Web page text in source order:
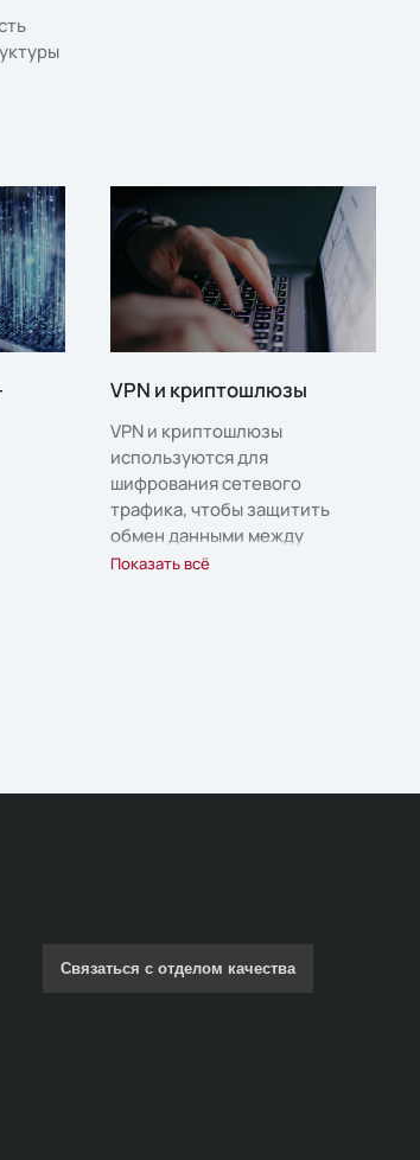
VPN и криптошлюзы
VPN и криптошлюзы
используются для
шифрования сетевого
трафика, чтобы защитить
обмен данными между
подразделениями и
Показать всё
Связаться с отделом качества